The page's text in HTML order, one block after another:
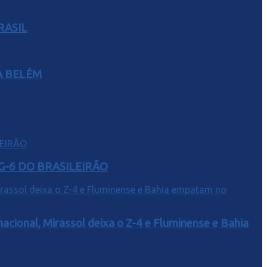
BELÉM
6 DO BRASILEIRÃO
Mirassol deixa o Z-4 e Fluminense e Bahia